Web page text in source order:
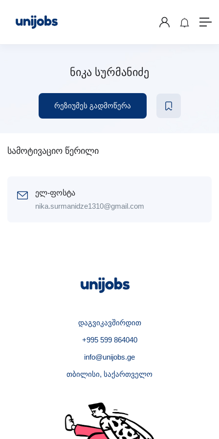
ნიკა სურმანიძე
რეზიუმეს გადმოწერა
სამოტივაციო წერილი
ელ-ფოსტა
nika.surmanidze1310@gmail.com
დაგვიკავშირდით
+995 599 864040
info@unijobs.ge
თბილისი, საქართველო